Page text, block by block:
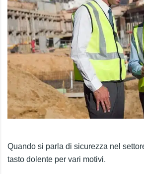
Quando si parla di sicurezza nel
tasto dolente per vari motivi.